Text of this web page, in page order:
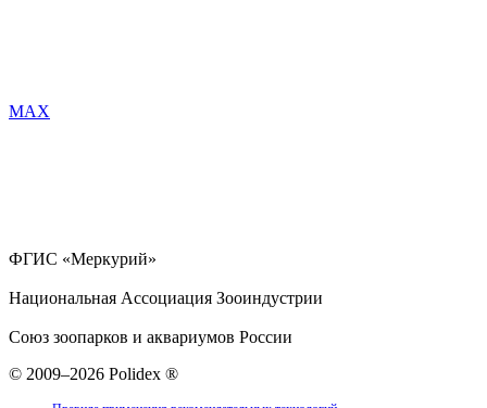
MAX
ФГИС «Меркурий»
Национальная Ассоциация Зооиндустрии
Союз зоопарков и аквариумов России
© 2009–2026 Polidex ®